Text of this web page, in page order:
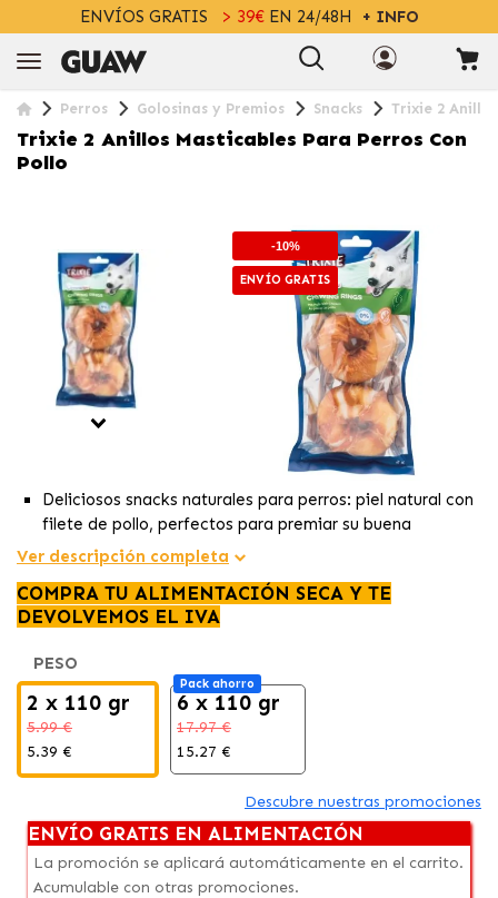
ENVÍOS GRATIS > 39€EN 24/48H + INFO
Perros Golosinas y Premios Snacks Trixie 2
Trixie 2 Anillos Masticables Para Perros Con
Pollo
-10%
ENVÍO GRATIS
Deliciosos snacks naturales para perros: piel natural con
filete de pollo, perfectos para premiar su buena
conducta.
Premia a tu compañero con estos snacks y fortalece el
vínculo humano-canino mientras cuidas su salud.
Sin gluten, estos snacks ofrecen una opción segura y
Ver descripción completa
COMPRA TU ALIMENTACIÓN SECA Y TE
DEVOLVEMOS EL IVA
PESO
2 x 110 gr
5.99 €
5.39 €
Pack ahorro
6 x 110 gr
17.97 €
15.27 €
Descubre nuestras promociones
ENVÍO GRATIS EN ALIMENTACIÓN
La promoción se aplicará automáticamente en el carrito.
Acumulable con otras promociones.